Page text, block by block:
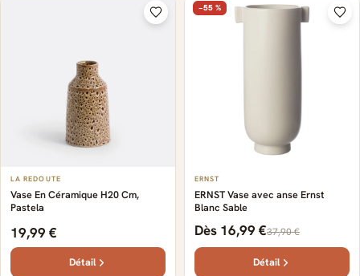
LA REDOUTE
Vase En Céramique H20 Cm,
Pastela
19,99 €
Détail
−55 %
ERNST
ERNST Vase avec anse Ernst
Blanc Sable
Dès 16,99 €37,90 €
Détail